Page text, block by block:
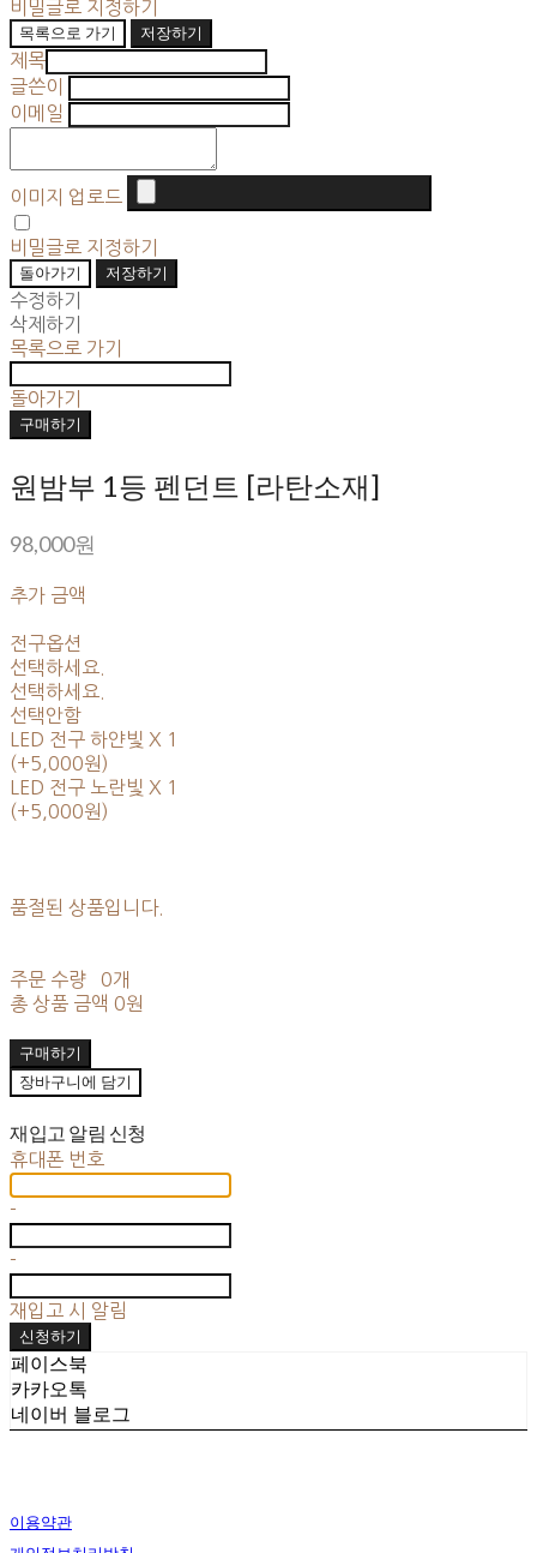
비밀글로 지정하기
목록으로 가기
저장하기
제목
글쓴이
이메일
이미지 업로드
비밀글로 지정하기
돌아가기
저장하기
수정하기
삭제하기
목록으로 가기
돌아가기
구매하기
원밤부 1등 펜던트 [라탄소재]
98,000원
추가 금액
전구옵션
선택하세요.
선택하세요.
선택안함
LED 전구 하얀빛 X 1
(+5,000원)
LED 전구 노란빛 X 1
(+5,000원)
품절된 상품입니다.
주문 수량
0개
총 상품 금액 0원
구매하기
장바구니에 담기
재입고 알림 신청
휴대폰 번호
-
-
재입고 시 알림
신청하기
페이스북
카카오톡
네이버 블로그
이용약관